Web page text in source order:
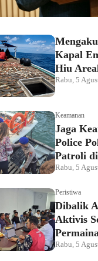
Kapal
Hiu
Rabu, 5
Keamanan
Jaga
Police
Patroli
Rabu, 5
Peristiwa
Dibalik
Aktivis
Rabu, 5